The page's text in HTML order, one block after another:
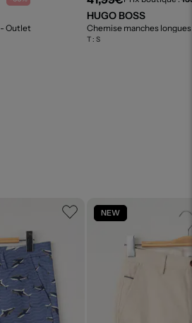
- Outlet
HUGO BOSS
Chemise manches
T : S
NEW